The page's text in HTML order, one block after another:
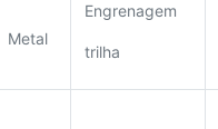
Metal
Engrenagem
trilha